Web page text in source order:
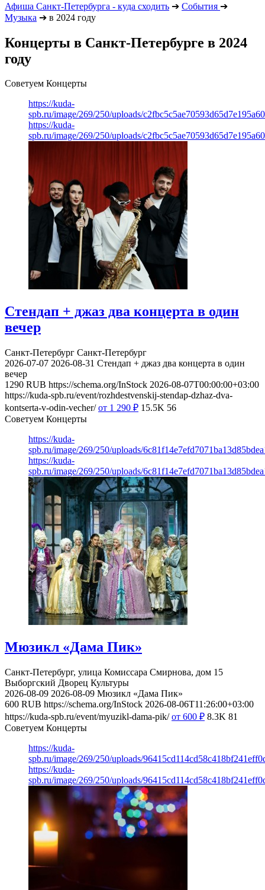
Афиша Санкт-Петербурга - куда сходить ➔ События ➔
Музыка ➔ в 2024 году
Концерты в Санкт-Петербурге в 2024
году
Советуем Концерты
https://kuda-
spb.ru/image/269/250/uploads/
https://kuda-
spb.ru/image/269/250/uploads/
Стендап + джаз два концерта в один
вечер
Санкт-Петербург Санкт-Петербург
2026-07-07 2026-08-31 Стендап + джаз два концерта в один
вечер
1290 RUB https://schema.org/InStock 2026-08-07T00:00:00+03:00
https://kuda-spb.ru/event/rozhdestvenskij-stendap-dzhaz-dva-
kontserta-v-odin-vecher/ от 1 290 ₽ 15.5K 56
Советуем Концерты
https://kuda-
spb.ru/image/269/250/uploads/
https://kuda-
spb.ru/image/269/250/uploads/
Мюзикл «Дама Пик»
Санкт-Петербург, улица Комиссара Смирнова, дом 15
Выборгский Дворец Культуры
2026-08-09 2026-08-09 Мюзикл «Дама Пик»
600 RUB https://schema.org/InStock 2026-08-06T11:26:00+03:00
https://kuda-spb.ru/event/myuzikl-dama-pik/ от 600 ₽ 8.3K 81
Советуем Концерты
https://kuda-
spb.ru/image/269/250/uploads/
https://kuda-
spb.ru/image/269/250/uploads/